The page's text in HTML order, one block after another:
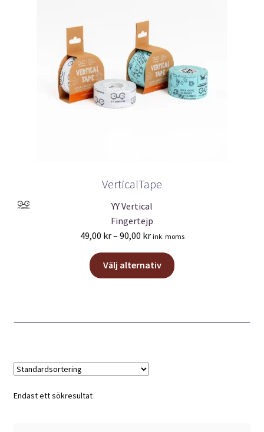
VerticalTape
YY Vertical
Fingertejp
49,00 kr– 90,00 krPrisintervall:
till
90,00 kr
ink. moms
Välj alternativ
Den
här
Endast ett sökresultat